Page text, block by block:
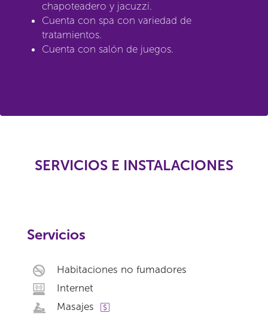
chapoteadero y jacuzzi.
Cuenta con spa con variedad de
tratamientos.
Cuenta con salón de juegos.
SERVICIOS E INSTALACIONES
Servicios
Habitaciones no fumadores
Internet
Masajes